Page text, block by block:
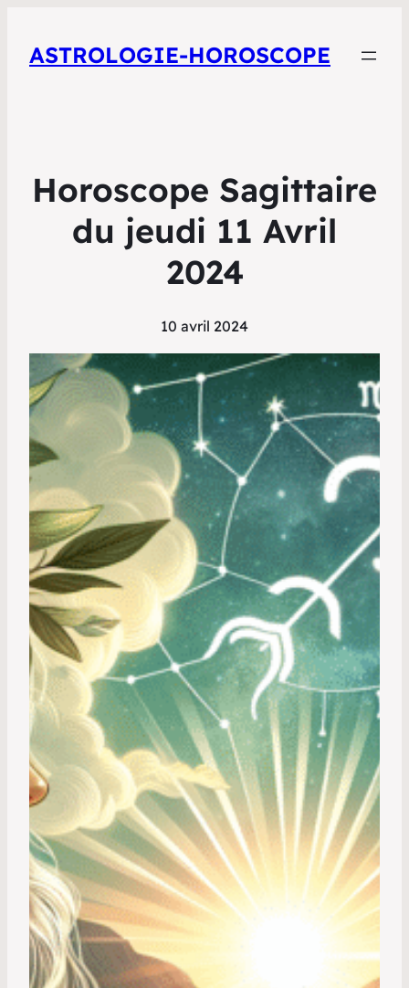
ASTROLOGIE-HOROSCOPE
Horoscope Sagittaire
du jeudi 11 Avril
2024
10 avril 2024